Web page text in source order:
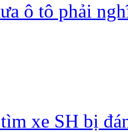
ô tô phải
xe SH bị